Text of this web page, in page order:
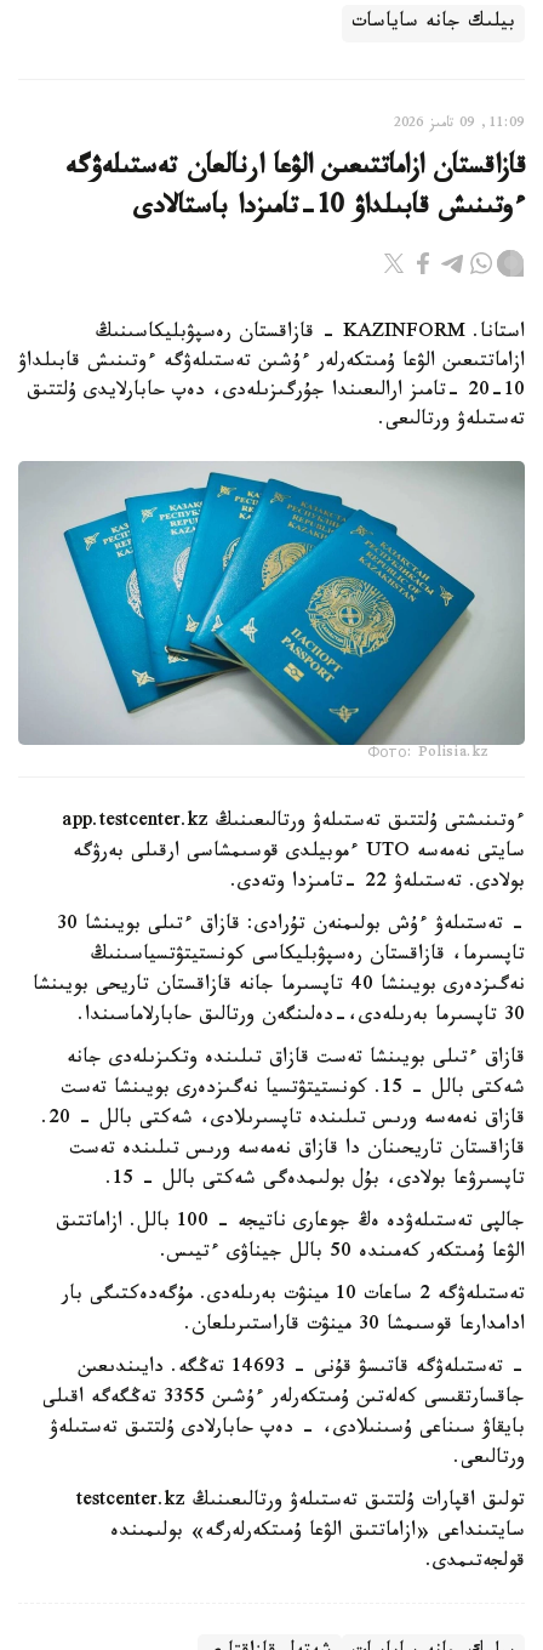
بيلىك جانە ساياسات
11:09, 09 تامىز 2026
قازاقستان ازاماتتىعىن الۋعا ارنالعان تەستىلەۋگە
ءوتىنىش قابىلداۋ 10-تامىزدا باستالادى
استانا. KAZINFORM - قازاقستان رەسپۋبليكاسىنىڭ
ازاماتتىعىن الۋعا ۇمىتكەرلەر ءۇشىن تەستىلەۋگە ءوتىنىش قابىلداۋ
10-20 -تامىز ارالىعىندا جۇرگىزىلەدى، دەپ حابارلايدى ۇلتتىق
تەستىلەۋ ورتالىعى.
Фото: Polisia.kz
ءوتىنىشتى ۇلتتىق تەستىلەۋ ورتالىعىنىڭ app.testcenter.kz
سايتى نەمەسە UTO ءموبيلدى قوسىمشاسى ارقىلى بەرۋگە
بولادى. تەستىلەۋ 22 -تامىزدا وتەدى.
- تەستىلەۋ ءۇش بولىمنەن تۇرادى: قازاق ءتىلى بويىنشا 30
تاپسىرما، قازاقستان رەسپۋبليكاسى كونستيتۋتسياسىنىڭ
نەگىزدەرى بويىنشا 40 تاپسىرما جانە قازاقستان تاريحى بويىنشا
30 تاپسىرما بەرىلەدى،-دەلىنگەن ورتالىق حابارلاماسىندا.
قازاق ءتىلى بويىنشا تەست قازاق تىلىندە وتكىزىلەدى جانە
شەكتى بالل - 15. كونستيتۋتسيا نەگىزدەرى بويىنشا تەست
قازاق نەمەسە ورىس تىلىندە تاپسىرىلادى، شەكتى بالل - 20.
قازاقستان تاريحىنان دا قازاق نەمەسە ورىس تىلىندە تەست
تاپسىرۋعا بولادى، بۇل بولىمدەگى شەكتى بالل - 15.
جالپى تەستىلەۋدە ەڭ جوعارى ناتيجە - 100 بالل. ازاماتتىق
الۋعا ۇمىتكەر كەمىندە 50 بالل جيناۋى ءتيىس.
تەستىلەۋگە 2 ساعات 10 مينۋت بەرىلەدى. مۇگەدەكتىگى بار
ادامدارعا قوسىمشا 30 مينۋت قاراستىرىلعان.
- تەستىلەۋگە قاتىسۋ قۇنى - 14693 تەڭگە. دايىندىعىن
جاقسارتقىسى كەلەتىن ۇمىتكەرلەر ءۇشىن 3355 تەڭگەگە اقىلى
بايقاۋ سىناعى ۇسىنىلادى، - دەپ حابارلادى ۇلتتىق تەستىلەۋ
ورتالىعى.
تولىق اقپارات ۇلتتىق تەستىلەۋ ورتالىعىنىڭ testcenter.kz
سايتىنداعى «ازاماتتىق الۋعا ۇمىتكەرلەرگە» بولىمىندە
قولجەتىمدى.